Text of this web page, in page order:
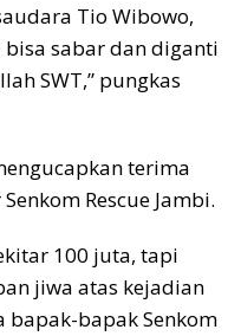
Tio Wibowo,
sabar dan diganti
SWT,” pungkas
terima
Rescue Jambi.
100 juta, tapi
jiwa atas kejadian
bapak-bapak Senkom